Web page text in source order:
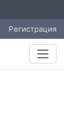
Регистрация